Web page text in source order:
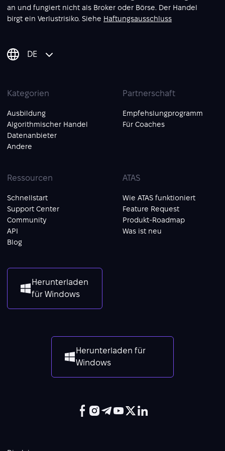
an und fungiert nicht als Broker oder Börse. Der Handel
birgt ein Verlustrisiko. Siehe Haftungsausschluss
DE
Kategorien
Ausbildung
Algorithmischer Handel
Datenanbieter
Andere
Partnerschaft
Empfehslungprogramm
Für Coaches
Ressourcen
Schnellstart
Support Center
Community
API
Blog
ATAS
Wie ATAS funktioniert
Feature Request
Produkt-Roadmap
Was ist neu
Herunterladen
für Windows
Herunterladen für
Windows